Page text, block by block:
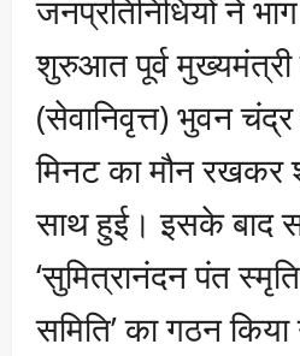
जनप्रतिनिधियों ने
शुरुआत पूर्व
(सेवानिवृत्त) भुवन
मिनट का मौन रखकर
साथ हुई। इसके बाद
‘सुमित्रानंदन पंत
समिति’ का गठन